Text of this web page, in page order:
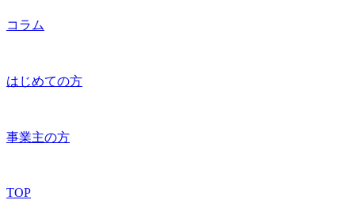
コラム
はじめての方
事業主の方
TOP